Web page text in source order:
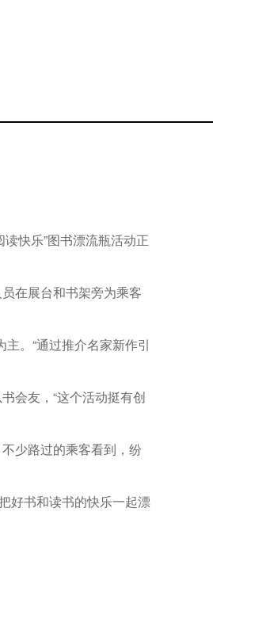
快乐”图书漂流瓶活动正
在展台和书架旁为乘客
。“通过推介名家新作引
会友，“这个活动挺有创
少路过的乘客看到，纷
好书和读书的快乐一起漂